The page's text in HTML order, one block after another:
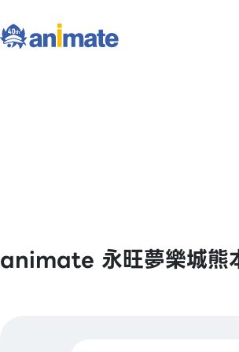
animate 永旺夢樂城熊